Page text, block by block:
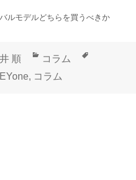
ルモデルどちらを買うべきか
順
カ
テ
コラム
, コラム